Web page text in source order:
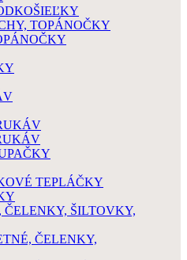
TOPÁNOČKY
TEPLÁČKY
ČELENKY, ŠILTOVKY,
ČELENKY,